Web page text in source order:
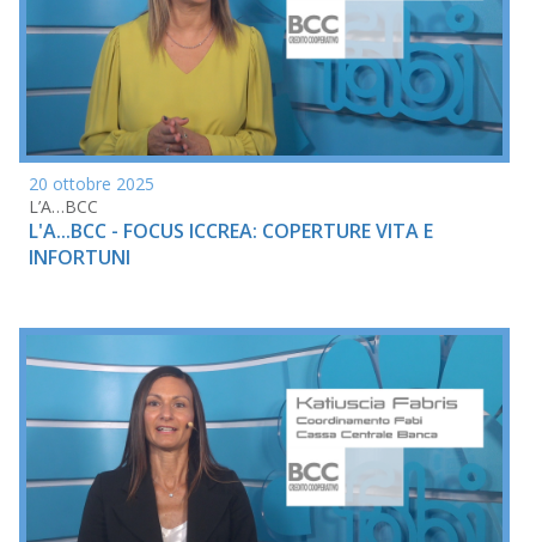
20 ottobre 2025
L’A…BCC
L'A...BCC - FOCUS ICCREA: COPERTURE VITA E
INFORTUNI